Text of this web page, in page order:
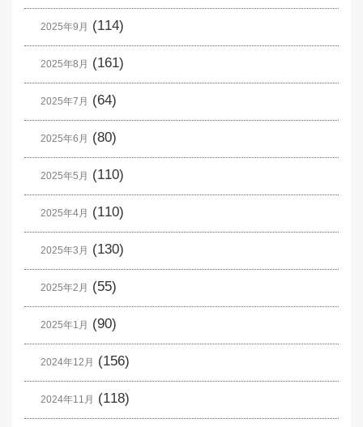
2025年9月 (114)
2025年8月 (161)
2025年7月 (64)
2025年6月 (80)
2025年5月 (110)
2025年4月 (110)
2025年3月 (130)
2025年2月 (55)
2025年1月 (90)
2024年12月 (156)
2024年11月 (118)